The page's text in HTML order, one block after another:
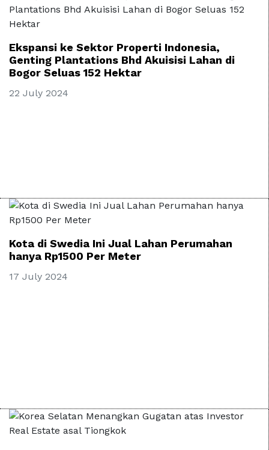
Ekspansi ke Sektor Properti Indonesia,
Genting Plantations Bhd Akuisisi Lahan di
Bogor Seluas 152 Hektar
22 July 2024
Kota di Swedia Ini Jual Lahan Perumahan
hanya Rp1500 Per Meter
17 July 2024